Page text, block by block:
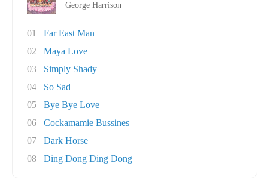
George Harrison
01
Far East Man
02
Maya Love
03
Simply Shady
04
So Sad
05
Bye Bye Love
06
Cockamamie Bussines
07
Dark Horse
08
Ding Dong Ding Dong